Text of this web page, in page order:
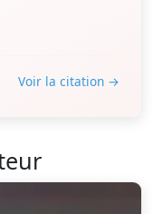
Voir la citation →